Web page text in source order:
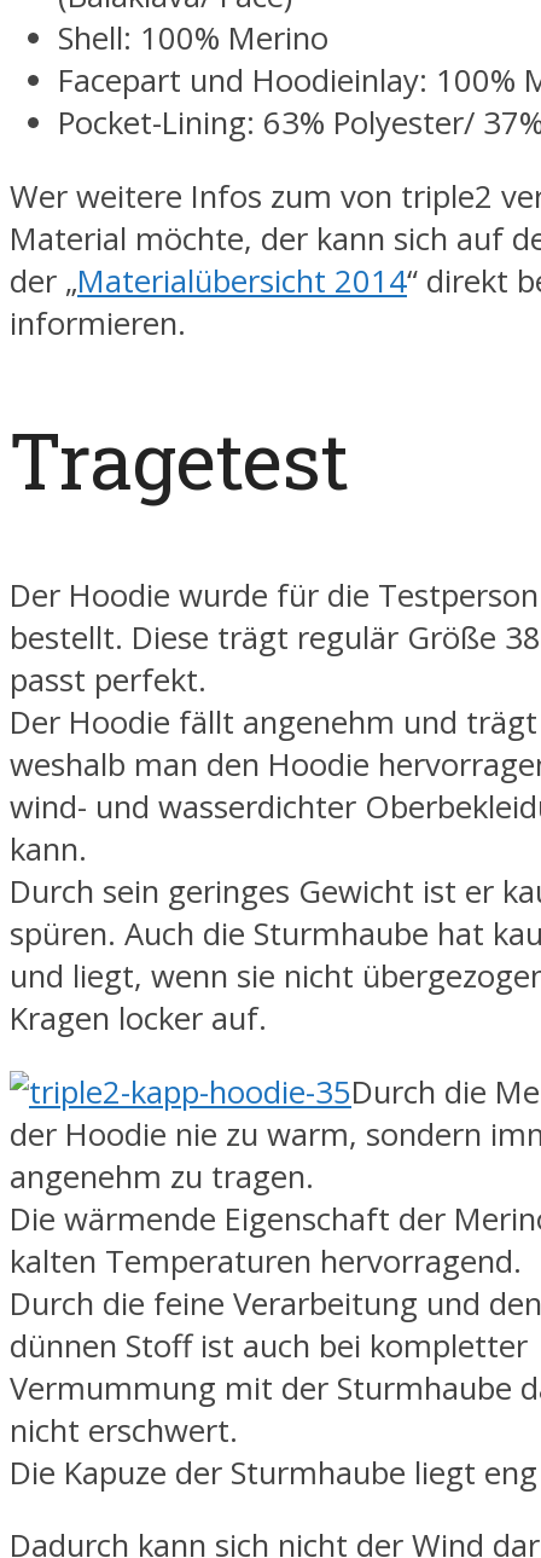
Shell: 100% Merino
Facepart und Hoodieinlay: 100%
Pocket-Lining: 63% Polyester/
Wer weitere Infos zum von triple2
Material möchte, der kann sich auf
der „Materialübersicht 2014“ direkt
informieren.
Tragetest
Der Hoodie wurde für die
bestellt. Diese trägt regulär Größe
passt perfekt.
Der Hoodie fällt angenehm und
weshalb man den Hoodie
wind- und wasserdichter
kann.
Durch sein geringes Gewicht ist er
spüren. Auch die Sturmhaube hat
und liegt, wenn sie nicht
Kragen locker auf.
Durch die
der Hoodie nie zu warm, sondern
angenehm zu tragen.
Die wärmende Eigenschaft der
kalten Temperaturen hervorragend.
Durch die feine Verarbeitung und
dünnen Stoff ist auch bei kompletter
Vermummung mit der Sturmhaube
nicht erschwert.
Die Kapuze der Sturmhaube liegt
Dadurch kann sich nicht der Wind